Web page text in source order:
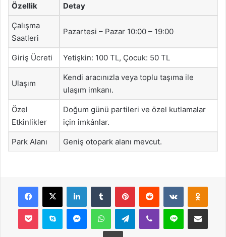
Özellik Detay
Çalışma
Saatleri
Pazartesi – Pazar 10:00 – 19:00
Giriş Ücreti Yetişkin: 100 TL, Çocuk: 50 TL
Ulaşım
Kendi aracınızla veya toplu taşıma ile
ulaşım imkanı.
Özel
Etkinlikler
Doğum günü partileri ve özel kutlamalar
için imkânlar.
Park Alanı Geniş otopark alanı mevcut.
Facebook
X LinkedInTumblr PinterestReddit VKontakte
Pocket Skype MessengerWhatsAppTelegramViber Line E-Posta ile
Yazdır